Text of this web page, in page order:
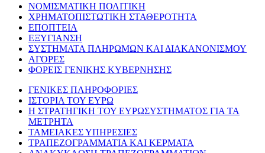
ΝΟΜΙΣΜΑΤΙΚΗ ΠΟΛΙΤΙΚΗ
ΧΡΗΜΑΤΟΠΙΣΤΩΤΙΚΗ ΣΤΑΘΕΡΟΤΗΤΑ
ΕΠΟΠΤΕΙΑ
ΕΞΥΓΙΑΝΣΗ
ΣΥΣΤΗΜΑΤΑ ΠΛΗΡΩΜΩΝ ΚΑΙ ΔΙΑΚΑΝΟΝΙΣΜΟΥ
ΑΓΟΡΕΣ
ΦΟΡΕΙΣ ΓΕΝΙΚΗΣ ΚΥΒΕΡΝΗΣΗΣ
ΓΕΝΙΚΕΣ ΠΛΗΡΟΦΟΡΙΕΣ
ΙΣΤΟΡΙΑ ΤΟΥ ΕΥΡΩ
Η ΣΤΡΑΤΗΓΙΚΗ ΤΟΥ ΕΥΡΩΣΥΣΤΗΜΑΤΟΣ ΓΙΑ ΤΑ
ΜΕΤΡΗΤΑ
ΤΑΜΕΙΑΚΕΣ ΥΠΗΡΕΣΙΕΣ
ΤΡΑΠΕΖΟΓΡΑΜΜΑΤΙΑ ΚΑΙ ΚΕΡΜΑΤΑ